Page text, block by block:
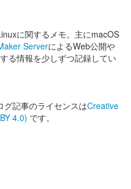
に関するメモ。主にmacOS
ServerによるWeb公開や
る情報を少しずつ記録してい
グ記事のライセンスはCreative
4.0) です。